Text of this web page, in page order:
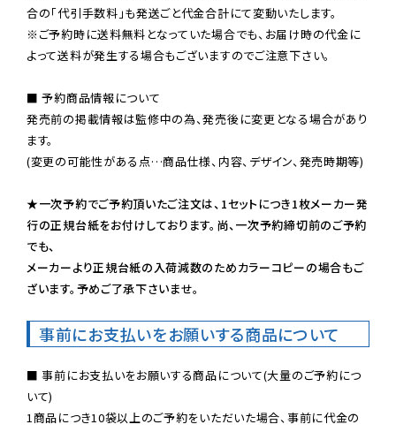
※ご予約時に送料無料となっていた場合でも、お届け時の代金に
よって送料が発生する場合もございますのでご注意下さい。
■ 予約商品情報について
発売前の掲載情報は監修中の為、発売後に変更となる場合があり
ます。
(変更の可能性がある点…商品仕様、内容、デザイン、発売時期等)
★一次予約でご予約頂いたご注文は、1セットにつき1枚メーカー発
行の正規台紙をお付けしております。尚、一次予約締切前のご予約
でも、
メーカーより正規台紙の入荷減数のためカラーコピーの場合もご
ざいます。予めご了承下さいませ。
事前にお支払いをお願いする商品について
■ 事前にお支払いをお願いする商品について(大量のご予約につ
いて)
1商品につき10袋以上のご予約をいただいた場合、事前に代金の